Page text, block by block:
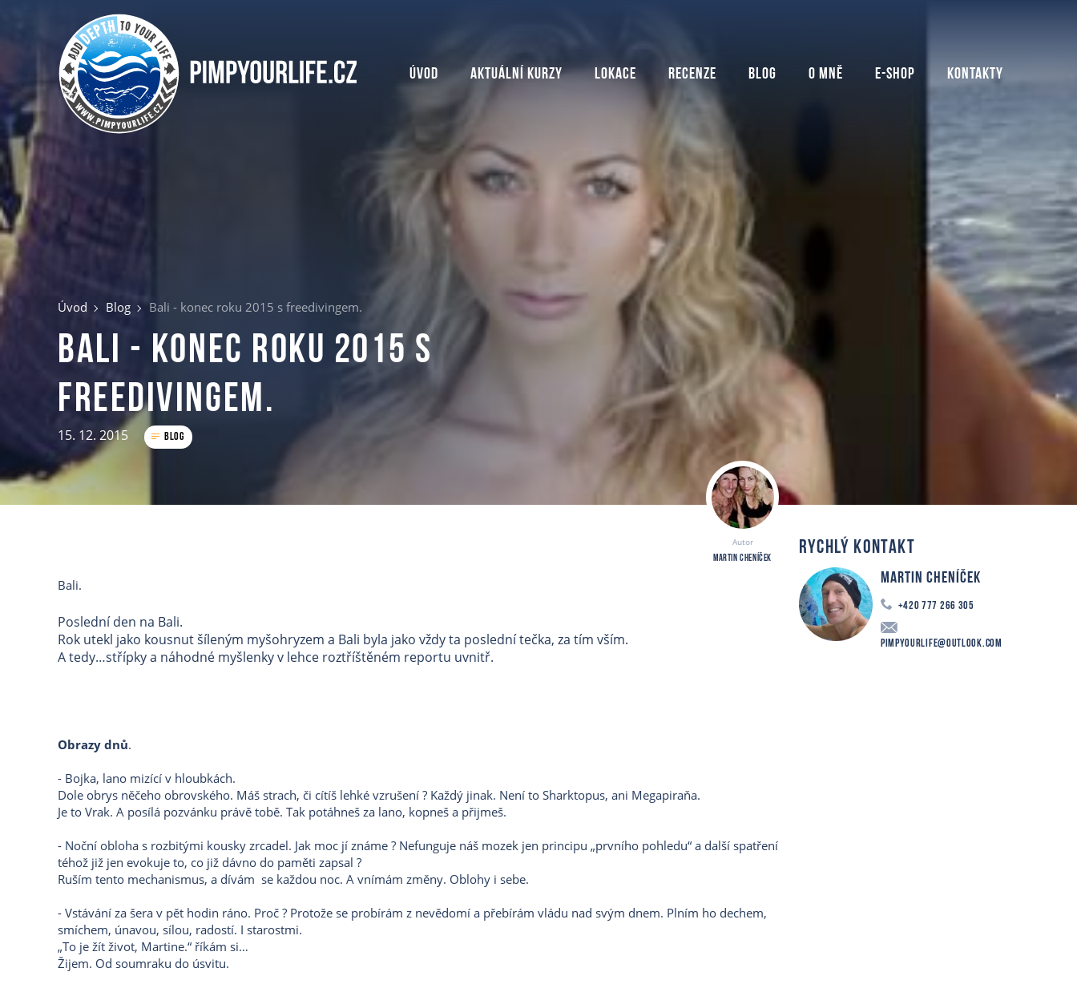
Úvod Aktuální kurzy Lokace Recenze Blog O mně E-shop Kontakty
Úvod Blog Bali - konec roku 2015 s freedivingem.
Bali - konec roku 2015 s
freedivingem.
15. 12. 2015 Blog
Autor
Martin Cheníček
Bali.
Poslední den na Bali.
Rok utekl jako kousnut šíleným myšohryzem a Bali byla jako vždy ta poslední tečka, za tím vším.
A tedy…střípky a náhodné myšlenky v lehce roztříštěném reportu uvnitř.
Obrazy dnů.
- Bojka, lano mizící v hloubkách.
Dole obrys něčeho obrovského. Máš strach, či cítíš lehké vzrušení ? Každý jinak. Není to Sharktopus, ani Megapiraňa.
Je to Vrak. A posílá pozvánku právě tobě. Tak potáhneš za lano, kopneš a přijmeš.
- Noční obloha s rozbitými kousky zrcadel. Jak moc jí známe ? Nefunguje náš mozek jen principu „prvního pohledu“ a další spatření
téhož již jen evokuje to, co již dávno do paměti zapsal ?
Ruším tento mechanismus, a dívám se každou noc. A vnímám změny. Oblohy i sebe.
- Vstávání za šera v pět hodin ráno. Proč ? Protože se probírám z nevědomí a přebírám vládu nad svým dnem. Plním ho dechem,
smíchem, únavou, sílou, radostí. I starostmi.
„To je žít život, Martine.“ říkám si…
Žijem. Od soumraku do úsvitu.
RYCHLÝ KONTAKT
Martin Cheníček
+420 777 266 305
PimpYourLife@outlook.com